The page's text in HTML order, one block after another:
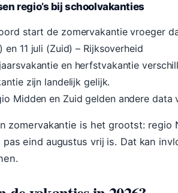
regio’s bij schoolvakanties
start de zomervakantie vroeger
en 11 juli (Zuid) – Rijksoverheid
en herfstvakantie
zijn landelijk gelijk.
Midden en Zuid gelden andere data
zomervakantie is het grootst:
eind augustus vrij is. Dat kan